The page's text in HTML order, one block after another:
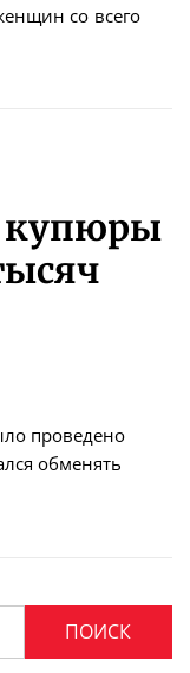
со всего
купюры
проведено
обменять